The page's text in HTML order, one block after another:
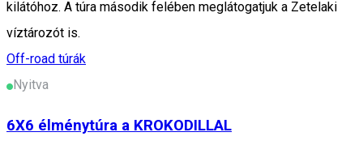
kilátóhoz. A túra második felében meglátogatjuk a Zetelaki
víztározót is.
Off-road túrák
Nyitva
6X6 élménytúra a KROKODILLAL